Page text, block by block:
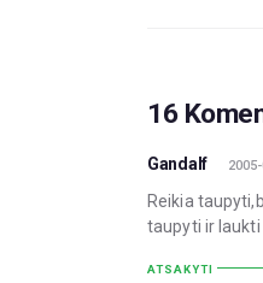
16
Gandalf
Reikia
taupyti ir
ATSAKYTI